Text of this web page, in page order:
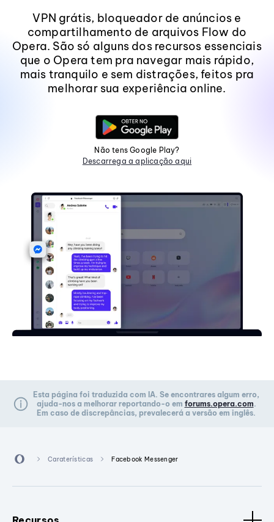
VPN grátis, bloqueador de anúncios e
compartilhamento de arquivos Flow do
Opera. São só alguns dos recursos essenciais
que o Opera tem pra navegar mais rápido,
mais tranquilo e sem distrações, feitos pra
melhorar sua experiência online.
Não tens Google Play?
Descarrega a aplicação aqui
Esta página foi traduzida com IA. Se encontrares algum erro,
ajuda-nos a melhorar reportando-o em forums.opera.com.
Em caso de discrepâncias, prevalecerá a versão em inglês.
Caraterísticas Facebook Messenger